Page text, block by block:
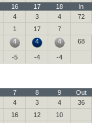
16 17 18
In
4 3 4
72
1 17
7
4 4 4 68
-5 -4 -4
7 8 9
Out
4 3 4
36
16 12
10